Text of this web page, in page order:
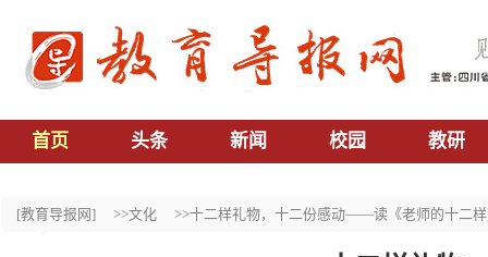
首页 头条 新闻 校园 教研
[教育导报网] >>文化 >>十二样礼物，十二份感动——读《老师的十二